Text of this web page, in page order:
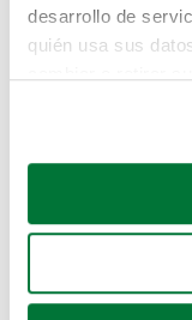
desarrollo de
quién usa sus
Si lo permite,
Recopilar
Identificar su
para buscar
Pero puedes
buscando en
Coches de
Coches de km0